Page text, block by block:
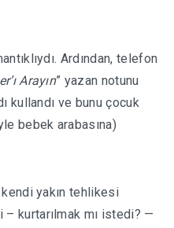
Ardından, telefon
Arayın” yazan notunu
kullandı ve bunu çocuk
bebek arabasına)
kendi yakın tehlikesi
kurtarılmak mı istedi? —